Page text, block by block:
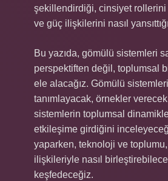
şekillendirdiği, cinsiyet rollerini
ve güç ilişkilerini nasıl
Bu yazıda, gömülü sistemleri
perspektiften değil, toplumsal
ele alacağız. Gömülü
tanımlayacak, örnekler
sistemlerin toplumsal
etkileşime girdiğini
yaparken, teknoloji ve
ilişkileriyle nasıl
keşfedeceğiz.